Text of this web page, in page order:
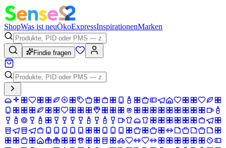
ShopWas ist neuÖkoExpressInspirationenMarken
Findie fragen